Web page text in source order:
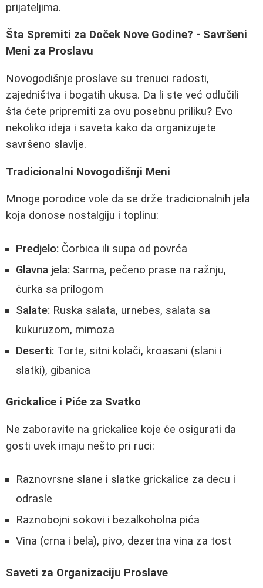
prijateljima.
Šta Spremiti za Doček Nove Godine? - Savršeni
Meni za Proslavu
Novogodišnje proslave su trenuci radosti,
zajedništva i bogatih ukusa. Da li ste već odlučili
šta ćete pripremiti za ovu posebnu priliku? Evo
nekoliko ideja i saveta kako da organizujete
savršeno slavlje.
Tradicionalni Novogodišnji Meni
Mnoge porodice vole da se drže tradicionalnih jela
koja donose nostalgiju i toplinu:
Predjelo: Čorbica ili supa od povrća
Glavna jela: Sarma, pečeno prase na ražnju,
ćurka sa prilogom
Salate: Ruska salata, urnebes, salata sa
kukuruzom, mimoza
Deserti: Torte, sitni kolači, kroasani (slani i
slatki), gibanica
Grickalice i Piće za Svatko
Ne zaboravite na grickalice koje će osigurati da
gosti uvek imaju nešto pri ruci:
Raznovrsne slane i slatke grickalice za decu i
odrasle
Raznobojni sokovi i bezalkoholna pića
Vina (crna i bela), pivo, dezertna vina za tost
Saveti za Organizaciju Proslave